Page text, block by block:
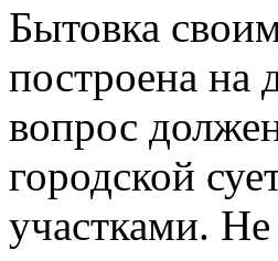
Бытовка
построена на
вопрос
городской
участками.